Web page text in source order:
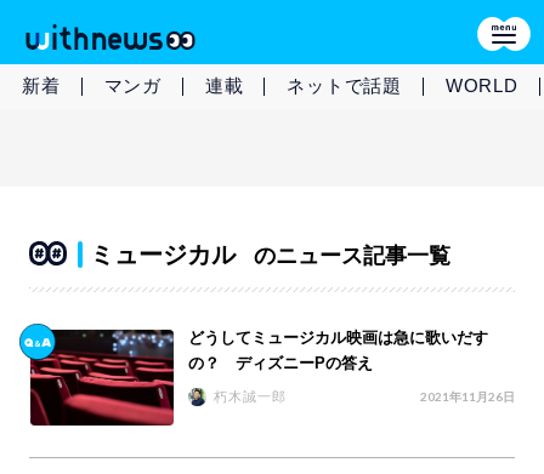
新着 マンガ 連載 ネットで話題 WORLD
ミュージカル のニュース記事一覧
どうしてミュージカル映画は急に歌いだす
の？ ディズニーPの答え
朽木誠一郎 2021年11月26日